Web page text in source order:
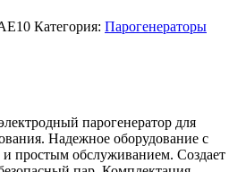
Категория: Парогенераторы
парогенератор для
Надежное оборудование с
простым обслуживанием. Создает